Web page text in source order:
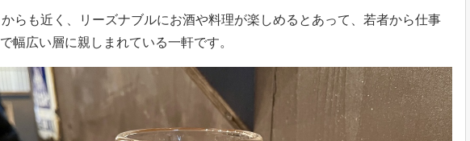
からも近く、リーズナブルにお酒や料理が楽しめるとあって、若者から仕事
幅広い層に親しまれている一軒です。